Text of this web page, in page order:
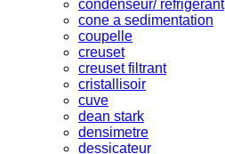
condenseur/ refrigerant
cone a sedimentation
coupelle
creuset
creuset filtrant
cristallisoir
cuve
dean stark
densimetre
dessicateur